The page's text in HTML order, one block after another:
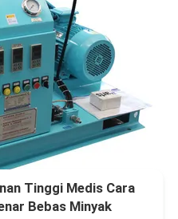
Tinggi Medis Cara
Bebas Minyak